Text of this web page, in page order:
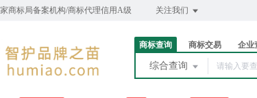
商标局备案机构/商标代理信用A级 关注我们
商标查询 商标交易 企业
综合查询